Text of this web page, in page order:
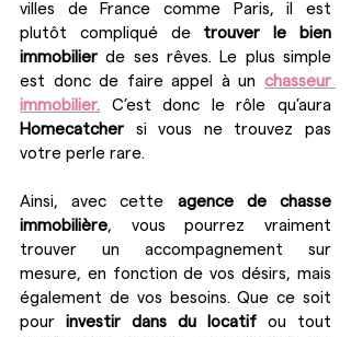
villes de France comme Paris, il est
plutôt compliqué de trouver le bien
immobilier de ses rêves. Le plus simple
est donc de faire appel à un chasseur
immobilier.
Homecatcher si vous ne trouvez pas
votre perle rare.
Ainsi, avec cette agence de chasse
immobilière, vous pourrez vraiment
trouver un accompagnement sur
mesure, en fonction de vos désirs, mais
également de vos besoins. Que ce soit
pour investir dans du locatif ou tout